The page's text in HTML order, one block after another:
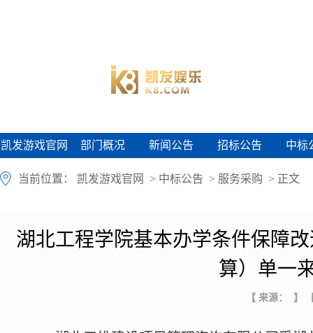
凯发游戏官网
凯发游戏官网 部门概况
部门概况 新闻公告
新闻公告 招标公告
招标公告 中标
中标
当前位置： 凯发游戏官网 > 中标公告 > 服务采购 > 正文
湖北工程学院基本办学条件保障
算）单一
【 来源： 】